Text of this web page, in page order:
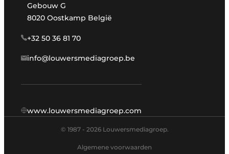
Gebouw G
8020 Oostkamp België
+32 50 36 81 70
info@louwersmediagroep.be
www.louwersmediagroep.com
© 1987 - 2026 Louwersmediagroep.
Algemene voorwaarden